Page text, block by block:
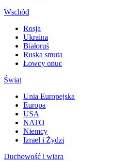
Wschód
Rosja
Ukraina
Białoruś
Ruska smuta
Łowcy onuc
Świat
Unia Europejska
Europa
USA
NATO
Niemcy
Izrael i Żydzi
Duchowość i wiara